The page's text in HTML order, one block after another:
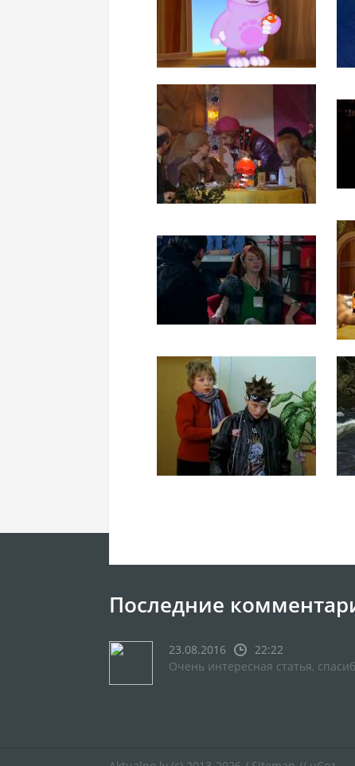
Последние
23.08.2016
22:22
Очень интересная статья,